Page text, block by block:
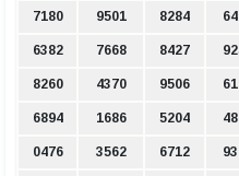
7180 9501 8284
6382 7668 8427
8260 4370 9506
6894 1686 5204
0476 3562 6712